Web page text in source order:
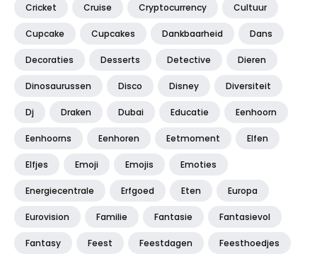
Cricket Cruise Cryptocurrency Cultuur
Cupcake Cupcakes Dankbaarheid Dans
Decoraties Desserts Detective Dieren
Dinosaurussen Disco Disney Diversiteit
Dj Draken Dubai Educatie Eenhoorn
Eenhoorns Eenhoren Eetmoment Elfen
Elfjes Emoji Emojis Emoties
Energiecentrale Erfgoed Eten Europa
Eurovision Familie Fantasie Fantasievol
Fantasy Feest Feestdagen Feesthoedjes